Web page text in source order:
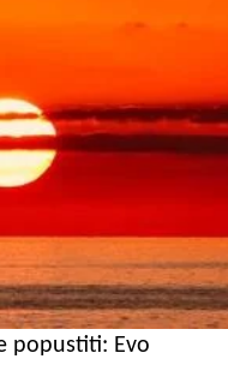
popustiti: Evo